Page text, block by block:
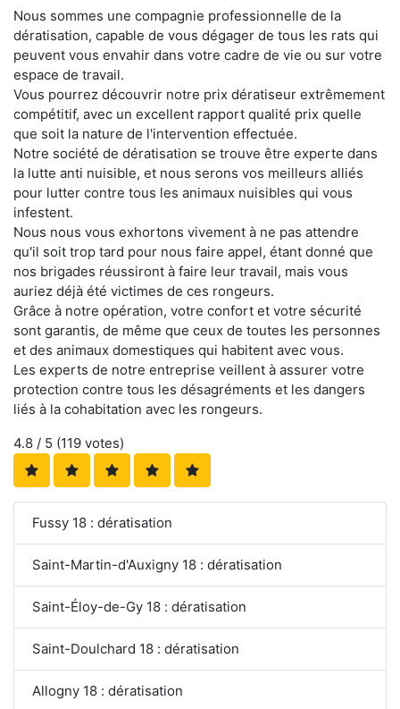
Nous sommes une compagnie professionnelle de la
dératisation, capable de vous dégager de tous les rats qui
peuvent vous envahir dans votre cadre de vie ou sur votre
espace de travail.
Vous pourrez découvrir notre prix dératiseur extrêmement
compétitif, avec un excellent rapport qualité prix quelle
que soit la nature de l'intervention effectuée.
Notre société de dératisation se trouve être experte dans
la lutte anti nuisible, et nous serons vos meilleurs alliés
pour lutter contre tous les animaux nuisibles qui vous
infestent.
Nous nous vous exhortons vivement à ne pas attendre
qu'il soit trop tard pour nous faire appel, étant donné que
nos brigades réussiront à faire leur travail, mais vous
auriez déjà été victimes de ces rongeurs.
Grâce à notre opération, votre confort et votre sécurité
sont garantis, de même que ceux de toutes les personnes
et des animaux domestiques qui habitent avec vous.
Les experts de notre entreprise veillent à assurer votre
protection contre tous les désagréments et les dangers
liés à la cohabitation avec les rongeurs.
4.8 / 5 (119 votes)
Fussy 18 : dératisation
Saint-Martin-d'Auxigny 18 : dératisation
Saint-Éloy-de-Gy 18 : dératisation
Saint-Doulchard 18 : dératisation
Allogny 18 : dératisation